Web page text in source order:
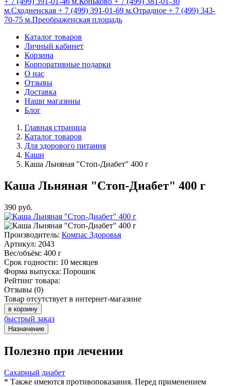
м.Сходненская + 7 (499) 391-01-69 м.Отрадное + 7 (499) 343-
70-75 м.Преображенская площадь
Каталог товаров
Личный кабинет
Корзина
Корпоративные подарки
О нас
Отзывы
Доставка
Наши магазины
Блог
Главная страница
Каталог товаров
Для здорового питания
Каши
Каша Льняная "Стоп-Диабет" 400 г
Каша Льняная "Стоп-Диабет" 400 г
390 руб.
Производитель: Компас Здоровья
Артикул: 2043
Вес/объём: 400 г
Срок годности: 10 месяцев
Форма выпуска: Порошок
Рейтинг товара:
Отзывы (0)
Товар отсутствует в интернет-магазине
в корзину
быстрый заказ
Назначение
Полезно при лечении
Сахарный диабет
* Также имеются противопоказания. Перед применением